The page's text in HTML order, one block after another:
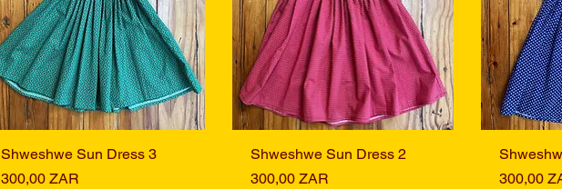
Vista rapida
Shweshwe Sun Dress 3
Prezzo
300,00 ZAR
Vista rapida
Shweshwe Sun Dress 2
Prezzo
300,00 ZAR
Prezzo
300,00